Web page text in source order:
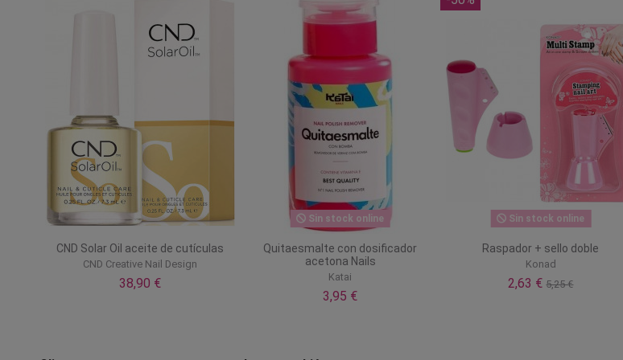
CND Solar Oil aceite de cutículas
CND Creative Nail Design
38,90 €
Sin stock online
Quitaesmalte con dosificador
acetona Nails
Katai
3,95 €
Sin stock online
Raspador + sello doble
Konad
2,63 €5,25 €